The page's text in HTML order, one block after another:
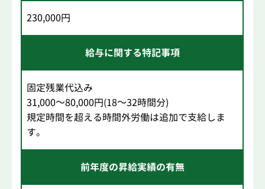
230,000円
給与に関する特記事項
固定残業代込み
31,000～80,000円(18～32時間分)
規定時間を超える時間外労働は追加で支給しま
す。
前年度の昇給実績の有無